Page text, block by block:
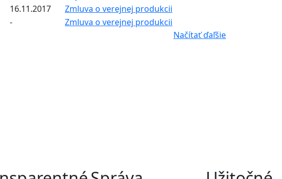
16.11.2017 Zmluva o verejnej produkcii
- Zmluva o verejnej produkcii
Načítať ďaľšie